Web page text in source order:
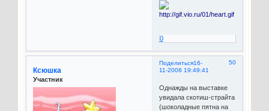
0
Поделиться 50
16-
11-2008 19:49:41
Ксюшка
Участник
Однажды на выставке
увидала скотиш-страйта
(шоколадные пятна на